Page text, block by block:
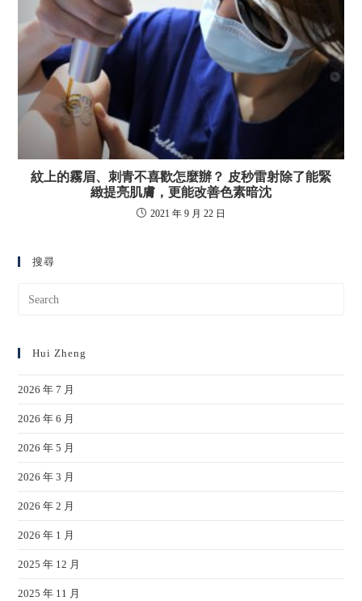
紋上的霧眉、刺青不喜歡怎麼辦？ 皮秒雷射除了能緊
緻提亮肌膚，更能改善色素暗沈
2021 年 9 月 22 日
搜尋
Hui Zheng
2026 年 7 月
2026 年 6 月
2026 年 5 月
2026 年 3 月
2026 年 2 月
2026 年 1 月
2025 年 12 月
2025 年 11 月